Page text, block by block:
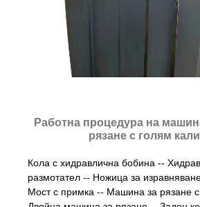
Работна процедура на
рязане с голям
Кола с хидравлична бобина --
размотател -- Ножица за
Мост с примка -- Машина за рязане с